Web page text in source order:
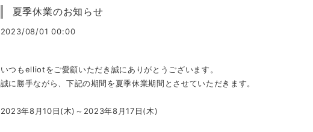
夏季休業のお知らせ
2023/08/01 00:00
いつもelliotをご愛顧いただき誠にありがとうございます。
誠に勝手ながら、下記の期間を夏季休業期間とさせていただきます。
2023年8月10日(木)～2023年8月17日(木)